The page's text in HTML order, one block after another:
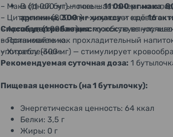
В одной бутылочке —11 000 мг мака,
аргинина, 300 мг хихатсуи ещё16
поддерживающих мужскую
– Мака (11 000 мг) — повышает энергию и
– Цитруллин (800 мг) — улучшает кровоток
– Аргинин (1 000 мг) — способствует
восстановлению.
– Хихатсу (300 мг) — стимулирует
Способ употребления:
– Принимайте как прохладительный
употреблением.
Рекомендуемая суточная доза: 1
Пищевая ценность (на 1 бутылочку):
Энергетическая ценность: 64 ккал
Белки: 3,5 г
Жиры: 0 г